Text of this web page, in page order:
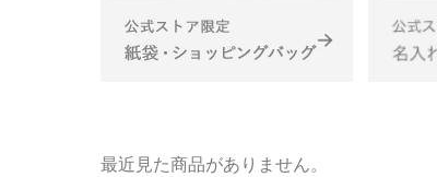
最近見た商品がありません。